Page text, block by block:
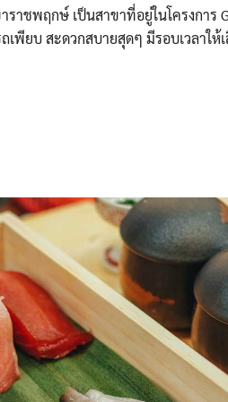
ราชพฤกษ์ เป็นสาขาที่อยู่ในโครงการ
เพียบ สะดวกสบายสุดๆ มีรอบเวลาให้